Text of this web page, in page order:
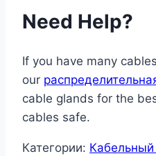
Need Help?
If you have many
our
cable glands for the
cables safe.
Категории: